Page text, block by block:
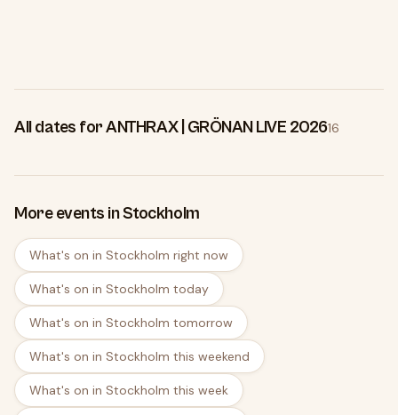
All dates for ANTHRAX | GRÖNAN LIVE 202616
More events in Stockholm
What's on in Stockholm right now
What's on in Stockholm today
What's on in Stockholm tomorrow
What's on in Stockholm this weekend
What's on in Stockholm this week